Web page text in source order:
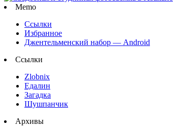
Memo
Ссылки
Избранное
Джентельменский набор — Android
Ссылки
Zlobnix
Едалин
Загадка
Шушпанчик
Архивы